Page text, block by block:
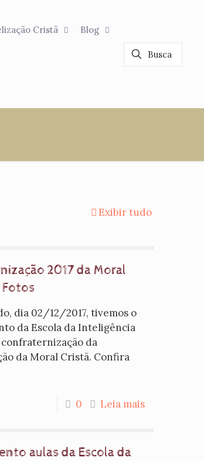
Cristã Blog
Exibir tudo
2017 da Moral
dia 02/12/2017, tivemos o
da Escola da Inteligência
confraternização da
da Moral Cristã. Confira
0 Leia mais
aulas da Escola da